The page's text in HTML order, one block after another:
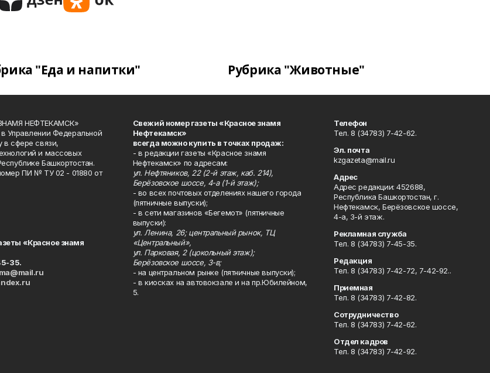
"Еда и напитки" Рубрика "Животные"
НЕФТЕКАМСК»
Управлении Федеральной
в сфере связи,
и массовых
Башкортостан.
ПИ № ТУ 02 - 01880 от
«Красное знамя
35.
Свежий номер газеты «Красное знамя
Нефтекамск»
всегда можно купить в точках продаж:
- в редакции газеты «Красное знамя
Нефтекамск» по адресам:
ул. Нефтяников, 22 (2-й этаж, каб. 214),
Берёзовское шоссе, 4-а (1-й этаж);
- во всех почтовых отделениях нашего города
(пятничные выпуски);
- в сети магазинов «Бегемот» (пятничные
выпуски):
ул. Ленина, 26; центральный рынок, ТЦ
«Центральный»,
ул. Парковая, 2 (цокольный этаж);
Берёзовское шоссе, 3-в;
- на центральном рынке (пятничные выпуски);
- в киосках на автовокзале и на пр.Юбилейном,
5.
Телефон
Тел. 8 (34783) 7-42-62.
Эл. почта
kzgazeta@mail.ru
Адрес
Адрес редакции: 452688,
Республика Башкортостан, г.
Нефтекамск, Берёзовское шоссе,
4-а, 3-й этаж.
Рекламная служба
Тел. 8 (34783) 7-45-35.
Редакция
Тел. 8 (34783) 7-42-72, 7-42-92..
Приемная
Тел. 8 (34783) 7-42-82.
Сотрудничество
Тел. 8 (34783) 7-42-62.
Отдел кадров
Тел. 8 (34783) 7-42-92.